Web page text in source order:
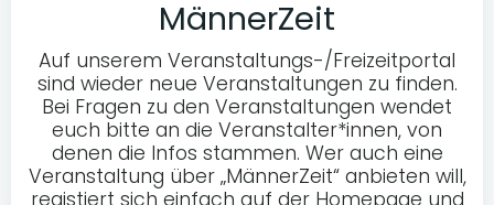
MännerZeit
Auf unserem Veranstaltungs-/Freizeitportal
sind wieder neue Veranstaltungen zu finden.
Bei Fragen zu den Veranstaltungen wendet
euch bitte an die Veranstalter*innen, von
denen die Infos stammen. Wer auch eine
Veranstaltung über „MännerZeit“ anbieten will,
registiert sich einfach auf der Homepage und